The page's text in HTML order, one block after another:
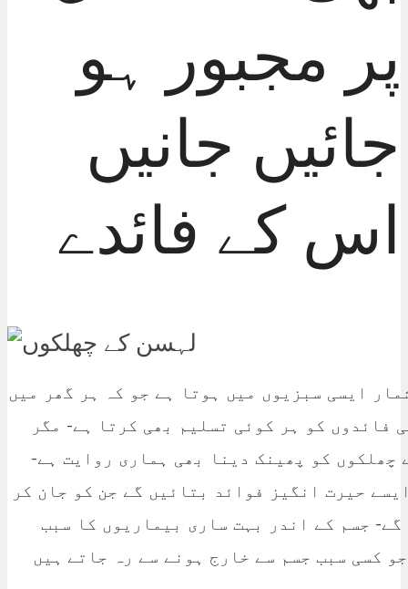
پر مجبور ہو
جائيں جانیں
اس کے فائدے
ایسی سبزیوں میں ہوتا ہے جو کہ ہر گھر میں
فائدوں کو ہر کوئی تسلیم بھی کرتا ہے- مگر
چھلکوں کو پھینک دینا بھی ہماری روایت ہے-
حیرت انگیز فوائد بتائيں گے جن کو جان کر
جسم کے اندر بہت ساری بیماریوں کا سبب
کسی سبب جسم سے خارج ہونے سے رہ جاتے ہیں